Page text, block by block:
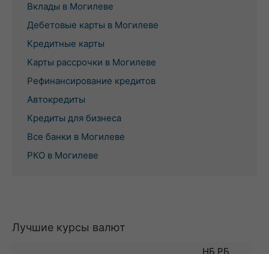
Вклады в Могилеве
Дебетовые карты в Могилеве
Кредитные карты
Карты рассрочки в Могилеве
Рефинансирование кредитов
Автокредиты
Кредиты для бизнеса
Все банки в Могилеве
РКО в Могилеве
Лучшие курсы валют
НБ РБ